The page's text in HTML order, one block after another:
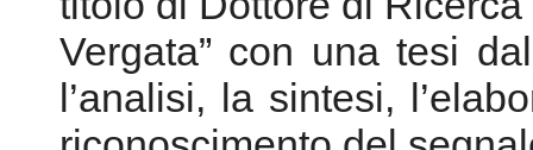
Vergata” con una tesi
l’analisi, la sintesi,